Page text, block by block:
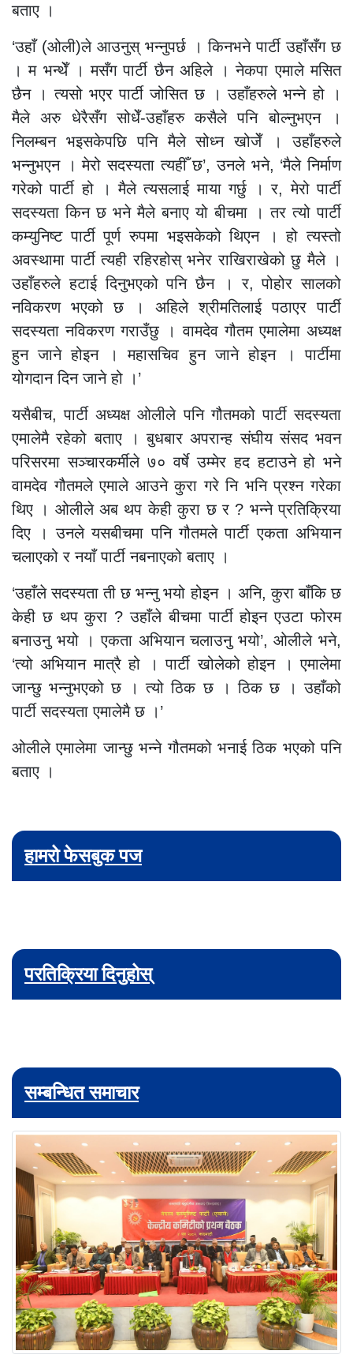
बताए ।
‘उहाँ (ओली)ले आउनुस् भन्नुपर्छ । किनभने पार्टी उहाँसँग छ
। म भन्थेँ । मसँग पार्टी छैन अहिले । नेकपा एमाले मसित
छैन । त्यसो भएर पार्टी जोसित छ । उहाँहरुले भन्ने हो ।
मैले अरु धेरैसँग सोधेँ-उहाँहरु कसैले पनि बोल्नुभएन ।
निलम्बन भइसकेपछि पनि मैले सोध्न खोजेँ । उहाँहरुले
भन्नुभएन । मेरो सदस्यता त्यहीँ छ’, उनले भने, ‘मैले निर्माण
गरेको पार्टी हो । मैले त्यसलाई माया गर्छु । र, मेरो पार्टी
सदस्यता किन छ भने मैले बनाए यो बीचमा । तर त्यो पार्टी
कम्युनिष्ट पार्टी पूर्ण रुपमा भइसकेको थिएन । हो त्यस्तो
अवस्थामा पार्टी त्यही रहिरहोस् भनेर राखिराखेको छु मैले ।
उहाँहरुले हटाई दिनुभएको पनि छैन । र, पोहोर सालको
नविकरण भएको छ । अहिले श्रीमतिलाई पठाएर पार्टी
सदस्यता नविकरण गराउँछु । वामदेव गौतम एमालेमा अध्यक्ष
हुन जाने होइन । महासचिव हुन जाने होइन । पार्टीमा
योगदान दिन जाने हो ।’
यसैबीच, पार्टी अध्यक्ष ओलीले पनि गौतमको पार्टी सदस्यता
एमालेमै रहेको बताए । बुधबार अपरान्ह संघीय संसद भवन
परिसरमा सञ्चारकर्मीले ७० वर्षे उम्मेर हद हटाउने हो भने
वामदेव गौतमले एमाले आउने कुरा गरे नि भनि प्रश्न गरेका
थिए । ओलीले अब थप केही कुरा छ र ? भन्ने प्रतिक्रिया
दिए । उनले यसबीचमा पनि गौतमले पार्टी एकता अभियान
चलाएको र नयाँ पार्टी नबनाएको बताए ।
‘उहाँले सदस्यता ती छ भन्नु भयो होइन । अनि, कुरा बाँकि छ
केही छ थप कुरा ? उहाँले बीचमा पार्टी होइन एउटा फोरम
बनाउनु भयो । एकता अभियान चलाउनु भयो’, ओलीले भने,
‘त्यो अभियान मात्रै हो । पार्टी खोलेको होइन । एमालेमा
जान्छु भन्नुभएको छ । त्यो ठिक छ । ठिक छ । उहाँको
पार्टी सदस्यता एमालेमै छ ।’
ओलीले एमालेमा जान्छु भन्ने गौतमको भनाई ठिक भएको पनि
बताए ।
हामरो फेसबुक पज
परतिक्रिया दिनुहोस्
सम्बन्धित समाचार